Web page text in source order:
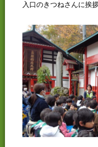
入口のきつねさんに挨